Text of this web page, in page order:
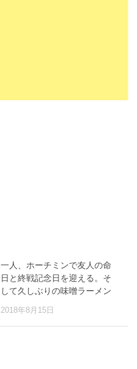
一人、ホーチミンで友人の命
日と終戦記念日を迎える。そ
して久しぶりの味噌ラーメン
2018年8月15日